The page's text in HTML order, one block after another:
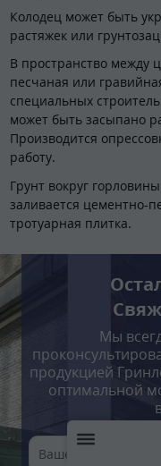
Колодец может быть
растяжек или
В пространство между
песчаная или
специальных
может быть засыпано
Производится
работу.
Грунт вокруг
заливается цементно-
тротуарная плитка.
Мы
продукцией
оптимальной